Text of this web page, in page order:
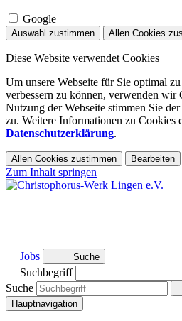
Google
Auswahl zustimmen Allen Cookies
Diese Website verwendet Cookies
Um unsere Webseite für Sie optimal
verbessern zu können, verwenden
Nutzung der Webseite stimmen Sie
zu. Weitere Informationen zu Cookies
Datenschutzerklärung.
Allen Cookies zustimmen Bearbeiten
Zum Inhalt springen
Jobs Suche
Suchbegriff
Suche
Hauptnavigation